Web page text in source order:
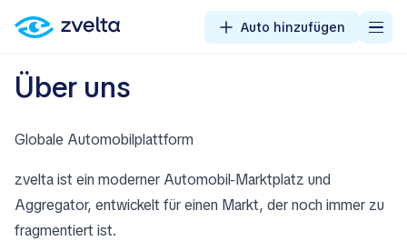
Auto hinzufügen
Über uns
Globale Automobilplattform
zvelta ist ein moderner Automobil-Marktplatz und
Aggregator, entwickelt für einen Markt, der noch immer zu
fragmentiert ist.